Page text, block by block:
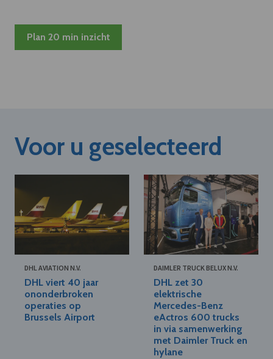
Plan 20 min inzicht
Voor u geselecteerd
DHL AVIATION N.V.
DHL viert 40 jaar
ononderbroken
operaties op
Brussels Airport
DAIMLER TRUCK BELUX N.V.
DHL zet 30
elektrische
Mercedes-Benz
eActros 600 trucks
in via samenwerking
met Daimler Truck en
hylane